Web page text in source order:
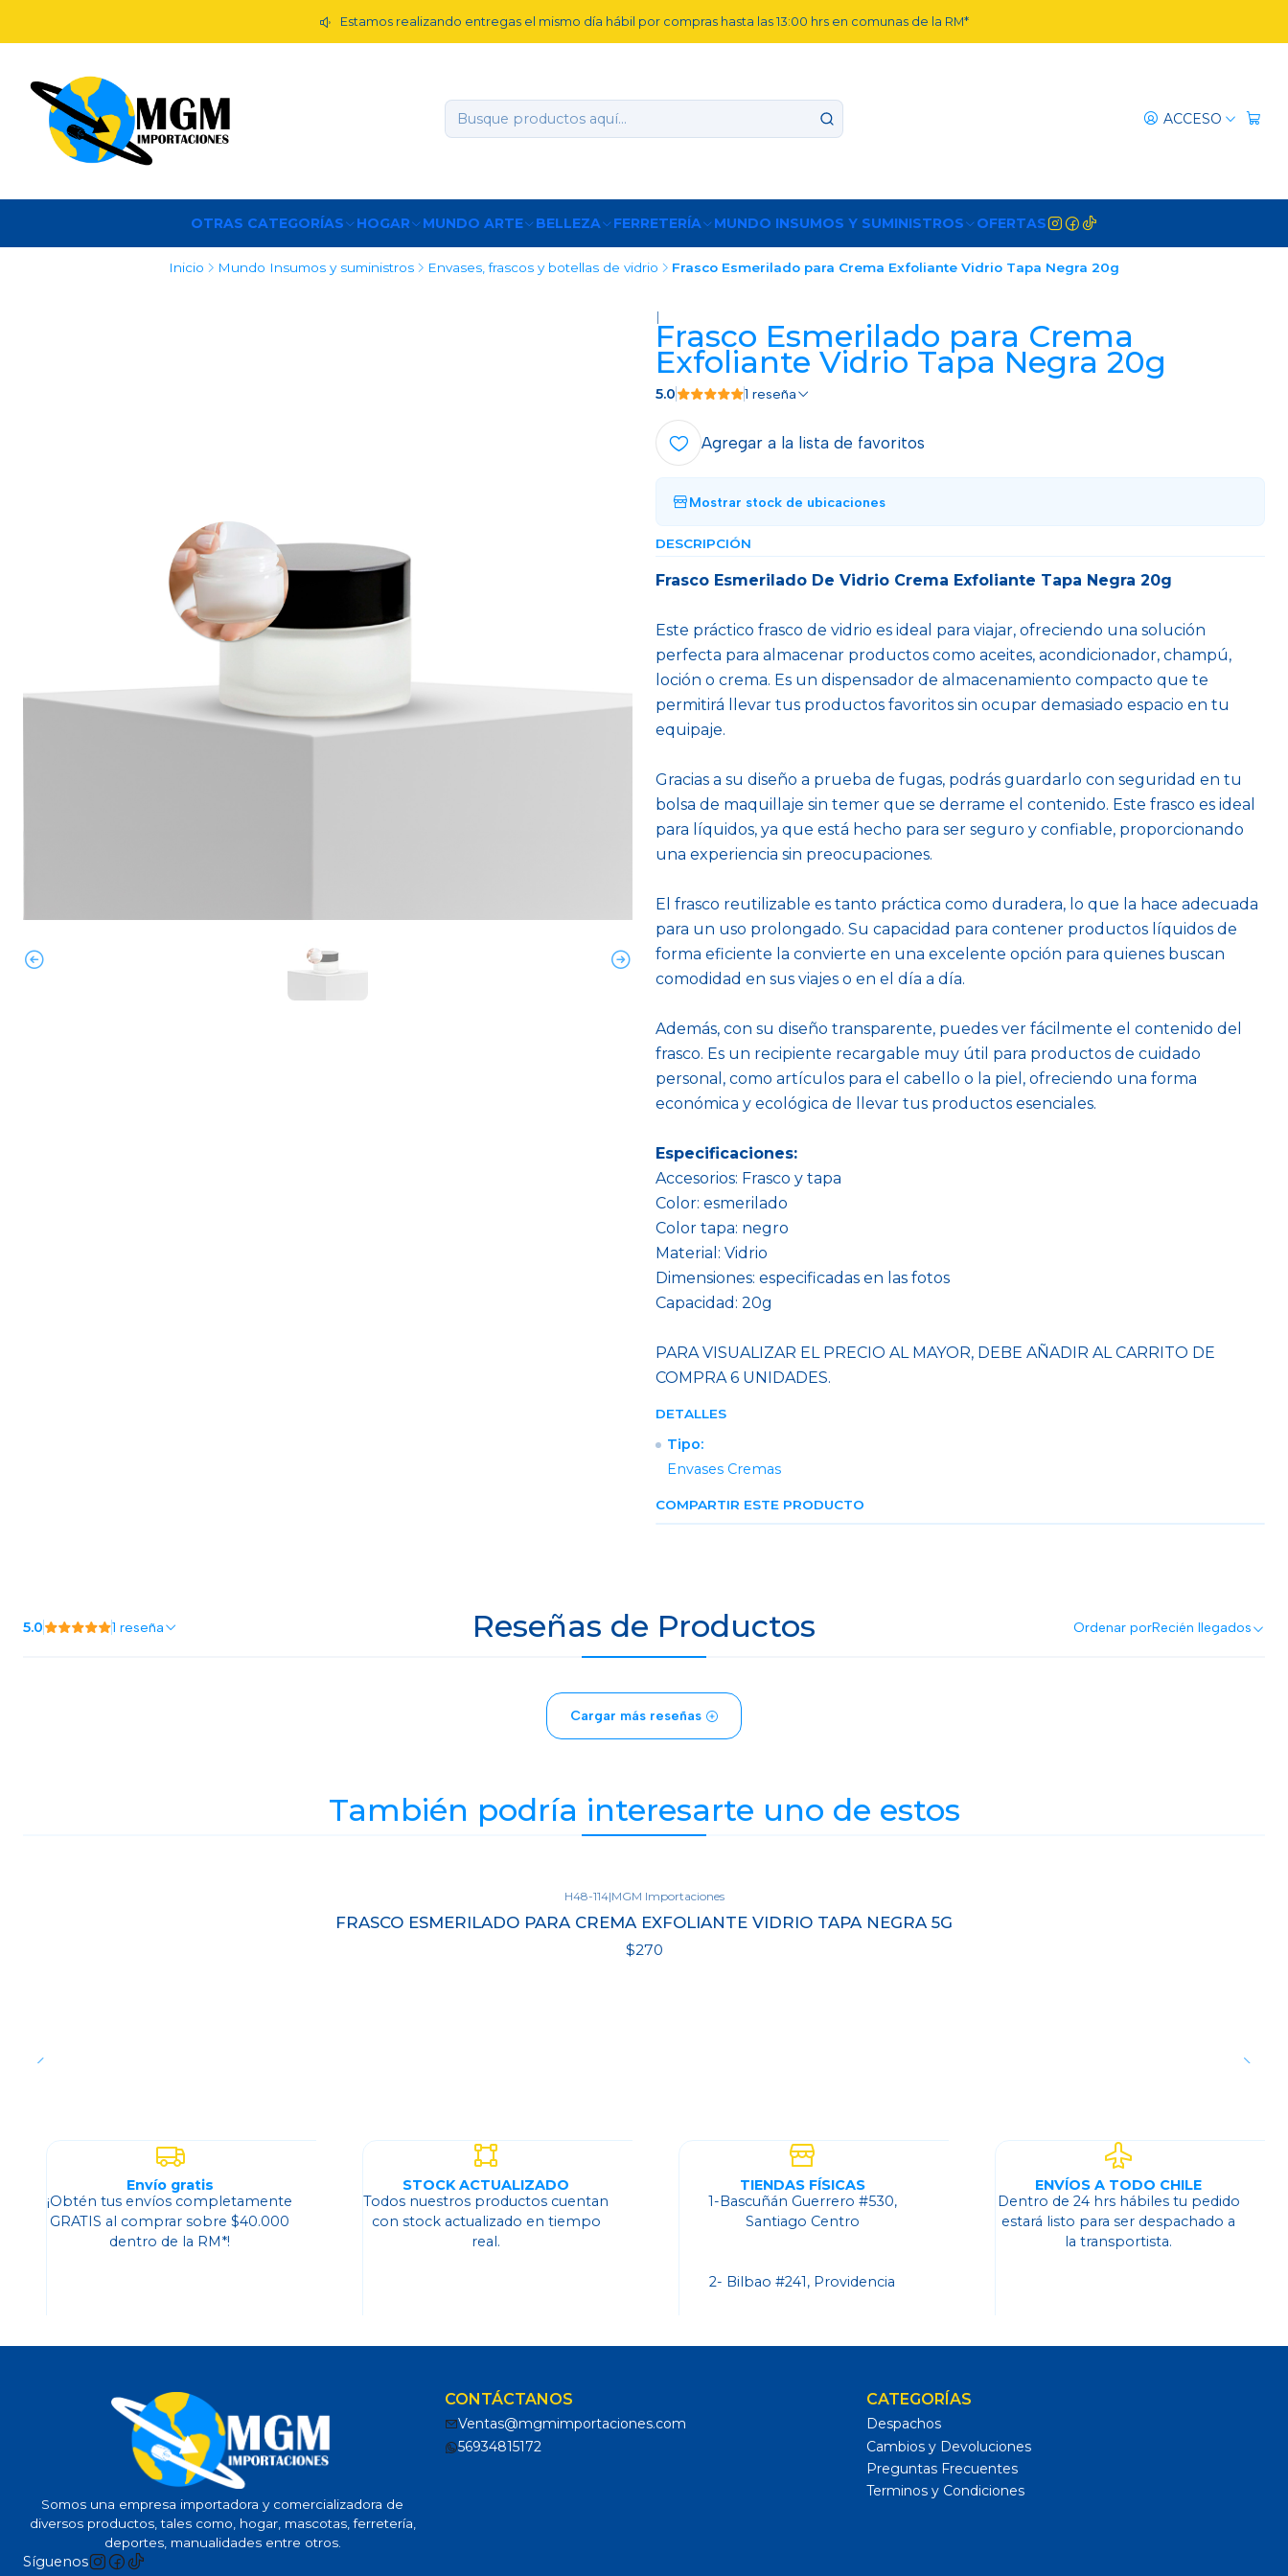
ACCESO
OTRAS CATEGORÍAS HOGAR MUNDO ARTE BELLEZA FERRETERÍA MUNDO INSUMOS Y SUMINISTROS OFERTAS
Estamos realizando entregas el mismo día hábil por compras hasta las 13:00 hrs en comunas de la RM*
Inicio Mundo Insumos y suministros Envases, frascos y botellas de vidrio Frasco Esmerilado para Crema Exfoliante Vidrio Tapa Negra 20g
|
Frasco Esmerilado para Crema
Exfoliante Vidrio Tapa Negra 20g
5.0 1 reseña
Agregar a la lista de favoritos
Mostrar stock de ubicaciones
DESCRIPCIÓN
Frasco Esmerilado De Vidrio Crema Exfoliante Tapa Negra 20g
Este práctico frasco de vidrio es ideal para viajar, ofreciendo una solución
perfecta para almacenar productos como aceites, acondicionador, champú,
loción o crema. Es un dispensador de almacenamiento compacto que te
permitirá llevar tus productos favoritos sin ocupar demasiado espacio en tu
equipaje.
Gracias a su diseño a prueba de fugas, podrás guardarlo con seguridad en tu
bolsa de maquillaje sin temer que se derrame el contenido. Este frasco es ideal
para líquidos, ya que está hecho para ser seguro y confiable, proporcionando
una experiencia sin preocupaciones.
El frasco reutilizable es tanto práctica como duradera, lo que la hace adecuada
para un uso prolongado. Su capacidad para contener productos líquidos de
forma eficiente la convierte en una excelente opción para quienes buscan
comodidad en sus viajes o en el día a día.
Además, con su diseño transparente, puedes ver fácilmente el contenido del
frasco. Es un recipiente recargable muy útil para productos de cuidado
personal, como artículos para el cabello o la piel, ofreciendo una forma
económica y ecológica de llevar tus productos esenciales.
Especificaciones:
Accesorios: Frasco y tapa
Color: esmerilado
Color tapa: negro
Material: Vidrio
Dimensiones: especificadas en las fotos
Capacidad: 20g
PARA VISUALIZAR EL PRECIO AL MAYOR, DEBE AÑADIR AL CARRITO DE
COMPRA 6 UNIDADES.
DETALLES
Tipo:
Envases Cremas
COMPARTIR ESTE PRODUCTO
Reseñas de Productos
5.0 1 reseña Ordenar porRecién llegados
Cargar más reseñas
También podría interesarte uno de estos
H48-114|MGM Importaciones
FRASCO ESMERILADO PARA CREMA EXFOLIANTE VIDRIO TAPA NEGRA 5G
$270
Envío gratis
¡Obtén tus envíos completamente
GRATIS al comprar sobre $40.000
dentro de la RM*!
STOCK ACTUALIZADO
Todos nuestros productos cuentan
con stock actualizado en tiempo
real.
TIENDAS FÍSICAS
1-Bascuñán Guerrero #530,
Santiago Centro
2- Bilbao #241, Providencia
ENVÍOS A TODO CHILE
Dentro de 24 hrs hábiles tu pedido
estará listo para ser despachado a
la transportista.
Somos una empresa importadora y comercializadora de
diversos productos, tales como, hogar, mascotas, ferretería,
deportes, manualidades entre otros.
Síguenos
CONTÁCTANOS
Ventas@mgmimportaciones.com
56934815172
CATEGORÍAS
Despachos
Cambios y Devoluciones
Preguntas Frecuentes
Terminos y Condiciones